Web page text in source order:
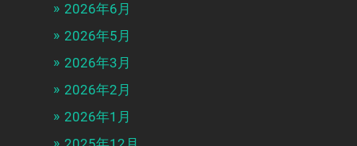
2026年6月
2026年5月
2026年3月
2026年2月
2026年1月